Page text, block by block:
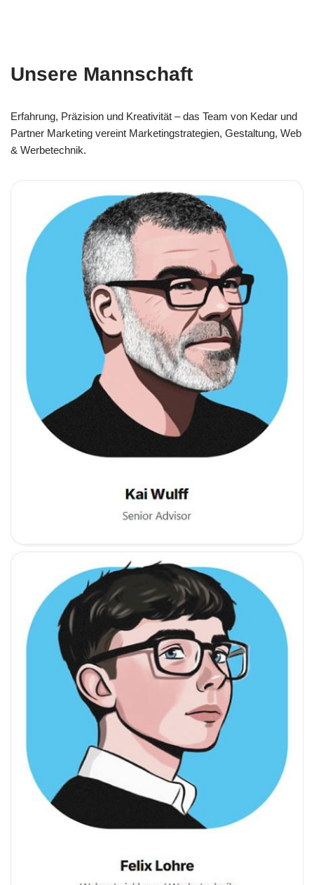
Unsere Mannschaft
Erfahrung, Präzision und Kreativität – das Team von Kedar und
Partner Marketing vereint Marketingstrategien, Gestaltung, Web
& Werbetechnik.